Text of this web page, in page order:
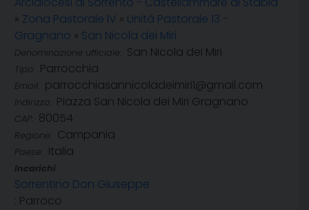
» Zona Pastorale IV » Unità Pastorale 13 -
Gragnano » San Nicola dei Miri
Denominazione ufficiale: San Nicola dei Miri
Tipo: Parrocchia
Email: parrocchiasannicoladeimiri1@gmail.com
Indirizzo: Piazza San Nicola dei Miri Gragnano
CAP: 80054
Regione: Campania
Paese: Italia
Incarichi
Sorrentino Don Giuseppe
: Parroco